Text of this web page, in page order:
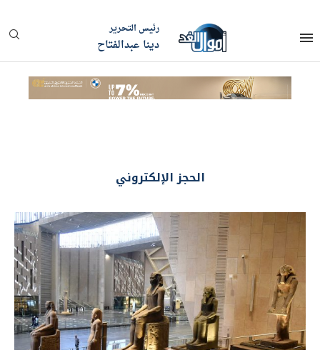
رئيس التحرير
دينا عبدالفتاح
الحجز الإلكتروني